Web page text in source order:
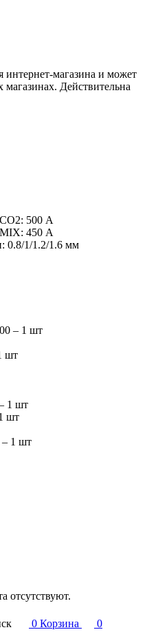
интернет-магазина и может
магазинах. Действительна
500 А
450 А
0.8/1/1.2/1.6 мм
– 1 шт
шт
1 шт
шт
– 1 шт
отсутствуют.
0 Корзина
0